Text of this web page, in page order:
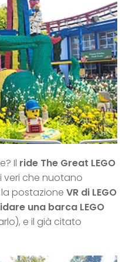
Il ride The Great LEGO
veri che nuotano
la postazione VR di LEGO
una barca LEGO
e il già citato